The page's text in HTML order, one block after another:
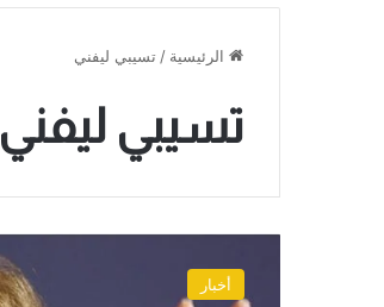
الرئيسية / تسيبي ليفني
تسيبي ليفني
صورة
أخبار